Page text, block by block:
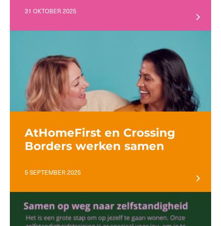
31 OKTOBER 2025
AtHomeFirst en Crossing
Borders werken samen
5 SEPTEMBER 2025